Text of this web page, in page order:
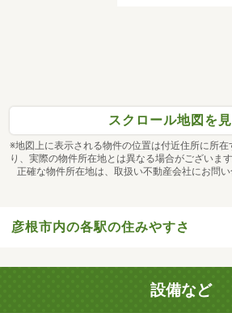
スクロール地図を
※地図上に表示される物件の位置は付近住所に所
り、実際の物件所在地とは異なる場合がございます
正確な物件所在地は、取扱い不動産会社にお問い
彦根市内の各駅の住みやすさ
設備など